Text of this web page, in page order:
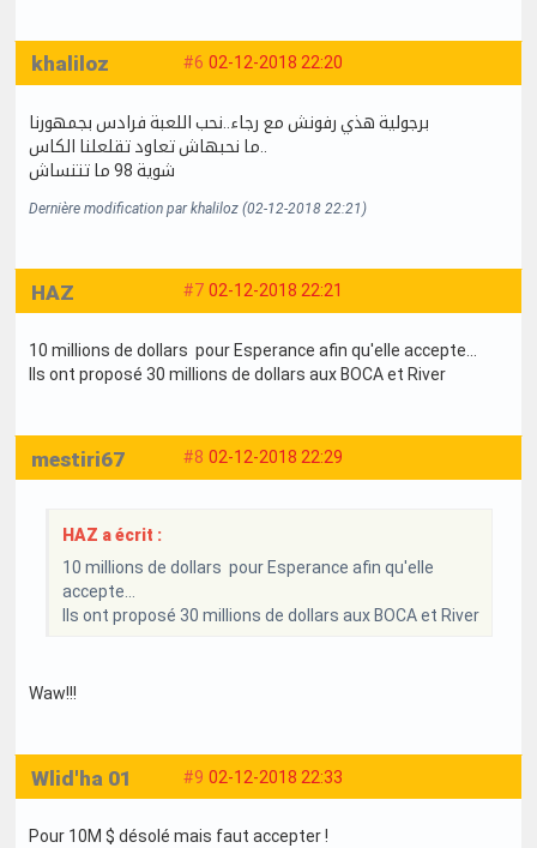
#6 02-12-2018 22:20
khaliloz
برجولية هذي رفونش مع رجاء..نحب اللعبة فرادس بجمهورنا
شوية 98 ما تتنساش
Dernière modification par khaliloz (02-12-2018 22:21)
#7 02-12-2018 22:21
HAZ
10 millions de dollars pour Esperance afin qu'elle accepte...
Ils ont proposé 30 millions de dollars aux BOCA et River
#8 02-12-2018 22:29
mestiri67
HAZ a écrit :
10 millions de dollars pour Esperance afin qu'elle
accepte...
Ils ont proposé 30 millions de dollars aux BOCA et River
Waw!!!
#9 02-12-2018 22:33
Wlid'ha 01
Pour 10M $ désolé mais faut accepter !